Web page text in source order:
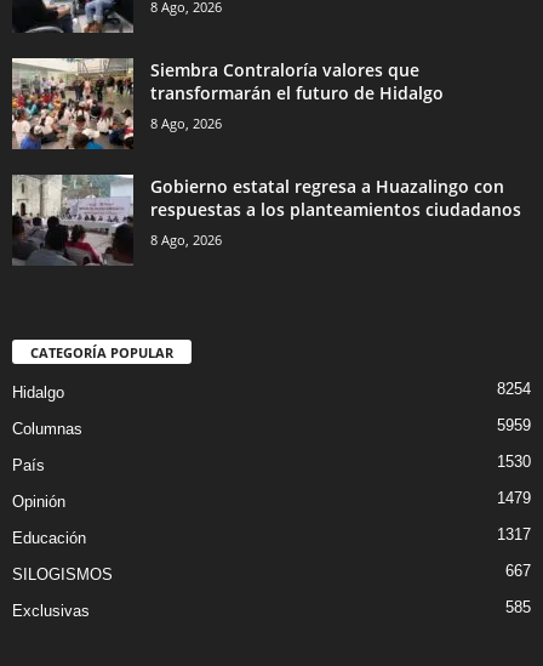
8 Ago, 2026
Siembra Contraloría valores que
transformarán el futuro de Hidalgo
8 Ago, 2026
Gobierno estatal regresa a Huazalingo con
respuestas a los planteamientos ciudadanos
8 Ago, 2026
CATEGORÍA POPULAR
Hidalgo 8254
Columnas 5959
País 1530
Opinión 1479
Educación 1317
SILOGISMOS 667
Exclusivas 585